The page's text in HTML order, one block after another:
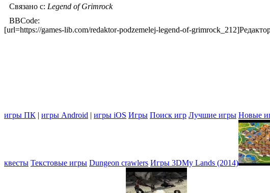
Связано с: Legend of Grimrock
BBCode:
[url=https://games-lib.com/redaktor-podzemelej-legend-of-
игры ПК | игры Android | игры iOS Игры Поиск игр Лучшие игры Новые
квесты Текстовые игры Dungeon crawlers Игры 3DMy Lands (2014)